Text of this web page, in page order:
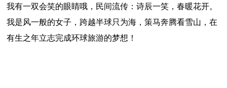
我有一双会笑的眼睛哦，民间流传：诗辰一笑，春暖花开。
我是风一般的女子，跨越半球只为海，策马奔腾看雪山，在
有生之年立志完成环球旅游的梦想！